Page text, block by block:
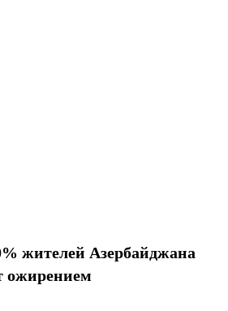
жителей Азербайджана
ожирением